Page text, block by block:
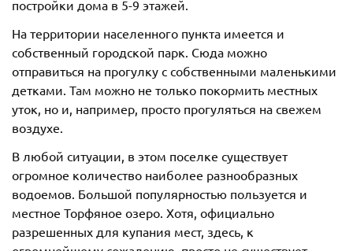
постройки дома в 5-9 этажей.
На территории населенного пункта имеется и
собственный городской парк. Сюда можно
отправиться на прогулку с собственными маленькими
детками. Там можно не только покормить местных
уток, но и, например, просто прогуляться на свежем
воздухе.
В любой ситуации, в этом поселке существует
огромное количество наиболее разнообразных
водоемов. Большой популярностью пользуется и
местное Торфяное озеро. Хотя, официально
разрешенных для купания мест, здесь, к